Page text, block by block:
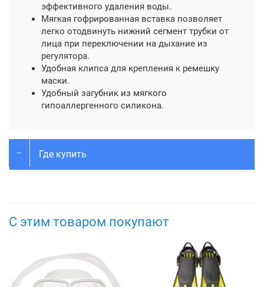
эффективного удаления воды.
Мягкая гофрированная вставка позволяет
легко отодвинуть нижний сегмент трубки от
лица при переключении на дыхание из
регулятора.
Удобная клипса для крепления к ремешку
маски.
Удобный загубник из мягкого
гипоаллергенного силикона.
Где купить
С этим товаром покупают